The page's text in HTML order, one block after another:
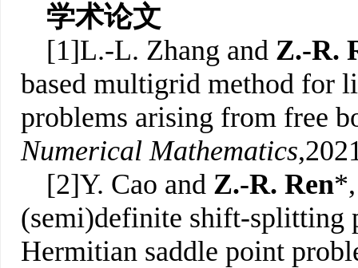
学术论文
[1]L.-L. Zhang and Z.-R.
based multigrid method for
problems arising from free
Numerical Mathematics
[2]Y. Cao and Z.-R. Ren
(semi)definite shift-splitting
Hermitian saddle point